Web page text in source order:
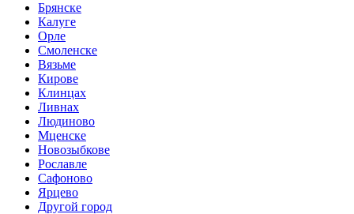
Брянске
Калуге
Орле
Смоленске
Вязьме
Кирове
Клинцах
Ливнах
Людиново
Мценске
Новозыбкове
Рославле
Сафоново
Ярцево
Другой город